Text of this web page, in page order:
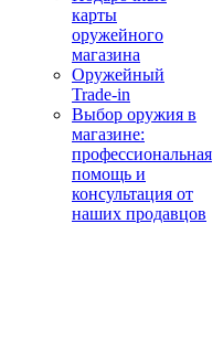
карты
оружейного
магазина
Оружейный
Trade-in
Выбор оружия в
магазине:
профессиональная
помощь и
консультация от
наших продавцов